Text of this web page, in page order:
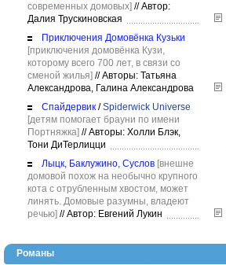
современных домовых] //Автор:
Далия Трускиновская
Приключения Домовёнка Кузьки
[приключения домовёнка Кузи,
которому всего 700 лет, в связи со
сменой жилья] //Авторы: Татьяна
Александрова, Галина Александрова
Спайдервик /Spiderwick Universe
[детям помогает брауни по имени
Портняжка] //Авторы: Холли Блэк,
Тони ДиТерлицци
Лыцк, Баклужино, Суслов [внешне
домовой похож на необычно крупного
кота с отрубленным хвостом, может
линять. Домовые разумны, владеют
речью] //Автор: Евгений Лукин
Романы